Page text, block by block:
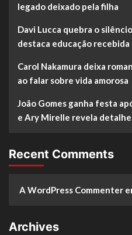
legado deixado pela filha
Davi Lucca quebra o
destaca educação recebida
Carol Nakamura deixa
ao falar sobre vida amorosa
João Gomes ganha festa
e Ary Mirelle revela
Recent Comments
A WordPress Commenter
Archives